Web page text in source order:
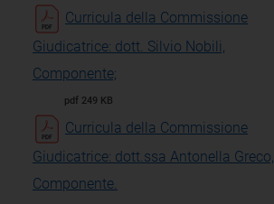
Curricula della Commissione
Giudicatrice: dott. Silvio Nobili,
Componente;
pdf 249 KB
Curricula della Commissione
Giudicatrice: dott.ssa Antonella Greco,
Componente.